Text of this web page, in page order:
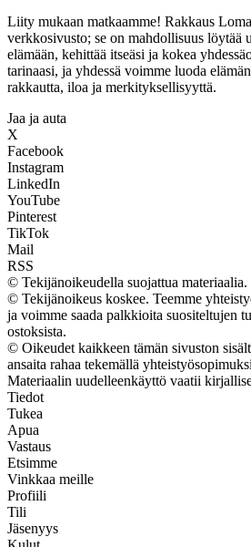
Liity mukaan matkaamme! Rakkaus
verkkosivusto; se on mahdollisuus löytää
elämään, kehittää itseäsi ja kokea
tarinaasi, ja yhdessä voimme luoda
rakkautta, iloa ja merkityksellisyyttä.
Jaa ja auta
X
Facebook
Instagram
LinkedIn
YouTube
Pinterest
TikTok
Mail
RSS
© Tekijänoikeudella suojattua materiaalia.
© Tekijänoikeus koskee. Teemme
ja voimme saada palkkioita suositeltujen
ostoksista.
© Oikeudet kaikkeen tämän sivuston
ansaita rahaa tekemällä
Materiaalin uudelleenkäyttö vaatii
Tiedot
Tukea
Apua
Vastaus
Etsimme
Vinkkaa meille
Profiili
Tili
Jäsenyys